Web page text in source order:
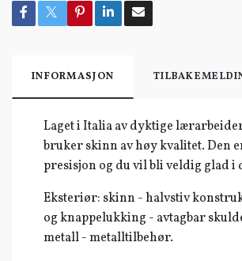
INFORMASJON
Laget i Italia av dyktige
bruker skinn av høy kvalitet. Den
presisjon og du vil bli veldig glad i
Eksteriør: skinn - halvstiv
og knappelukking - avtagbar
metall - metalltilbehør.